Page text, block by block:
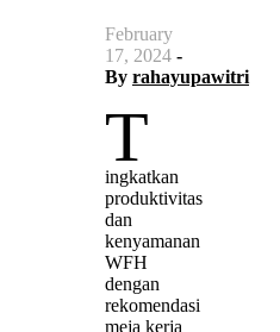
February
17, 2024 -
By rahayupawitri
T
ingkatkan
produktivitas
dan
kenyamanan
WFH
dengan
rekomendasi
meja kerja